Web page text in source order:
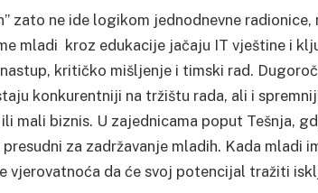
zato ne ide logikom jednodnevne
mladi kroz edukacije jačaju IT vještine i
kritičko mišljenje i timski rad.
konkurentniji na tržištu rada, ali i
mali biznis. U zajednicama poput Tešnja,
za zadržavanje mladih. Kada mladi
vjerovatnoća da će svoj potencijal tražiti